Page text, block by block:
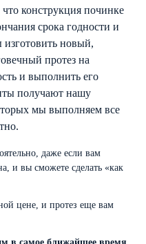
что конструкция починке
срока годности и
новый,
протез на
и выполнить его
получают нашу
мы выполняем все
даже если вам
и вы сможете сделать «как
цене, и протез еще вам